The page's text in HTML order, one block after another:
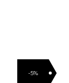
-5%